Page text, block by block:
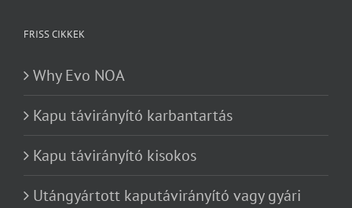
FRISS CIKKEK
Why Evo NOA
Kapu távirányító karbantartás
Kapu távirányító kisokos
Utángyártott kaputávirányító vagy gyári